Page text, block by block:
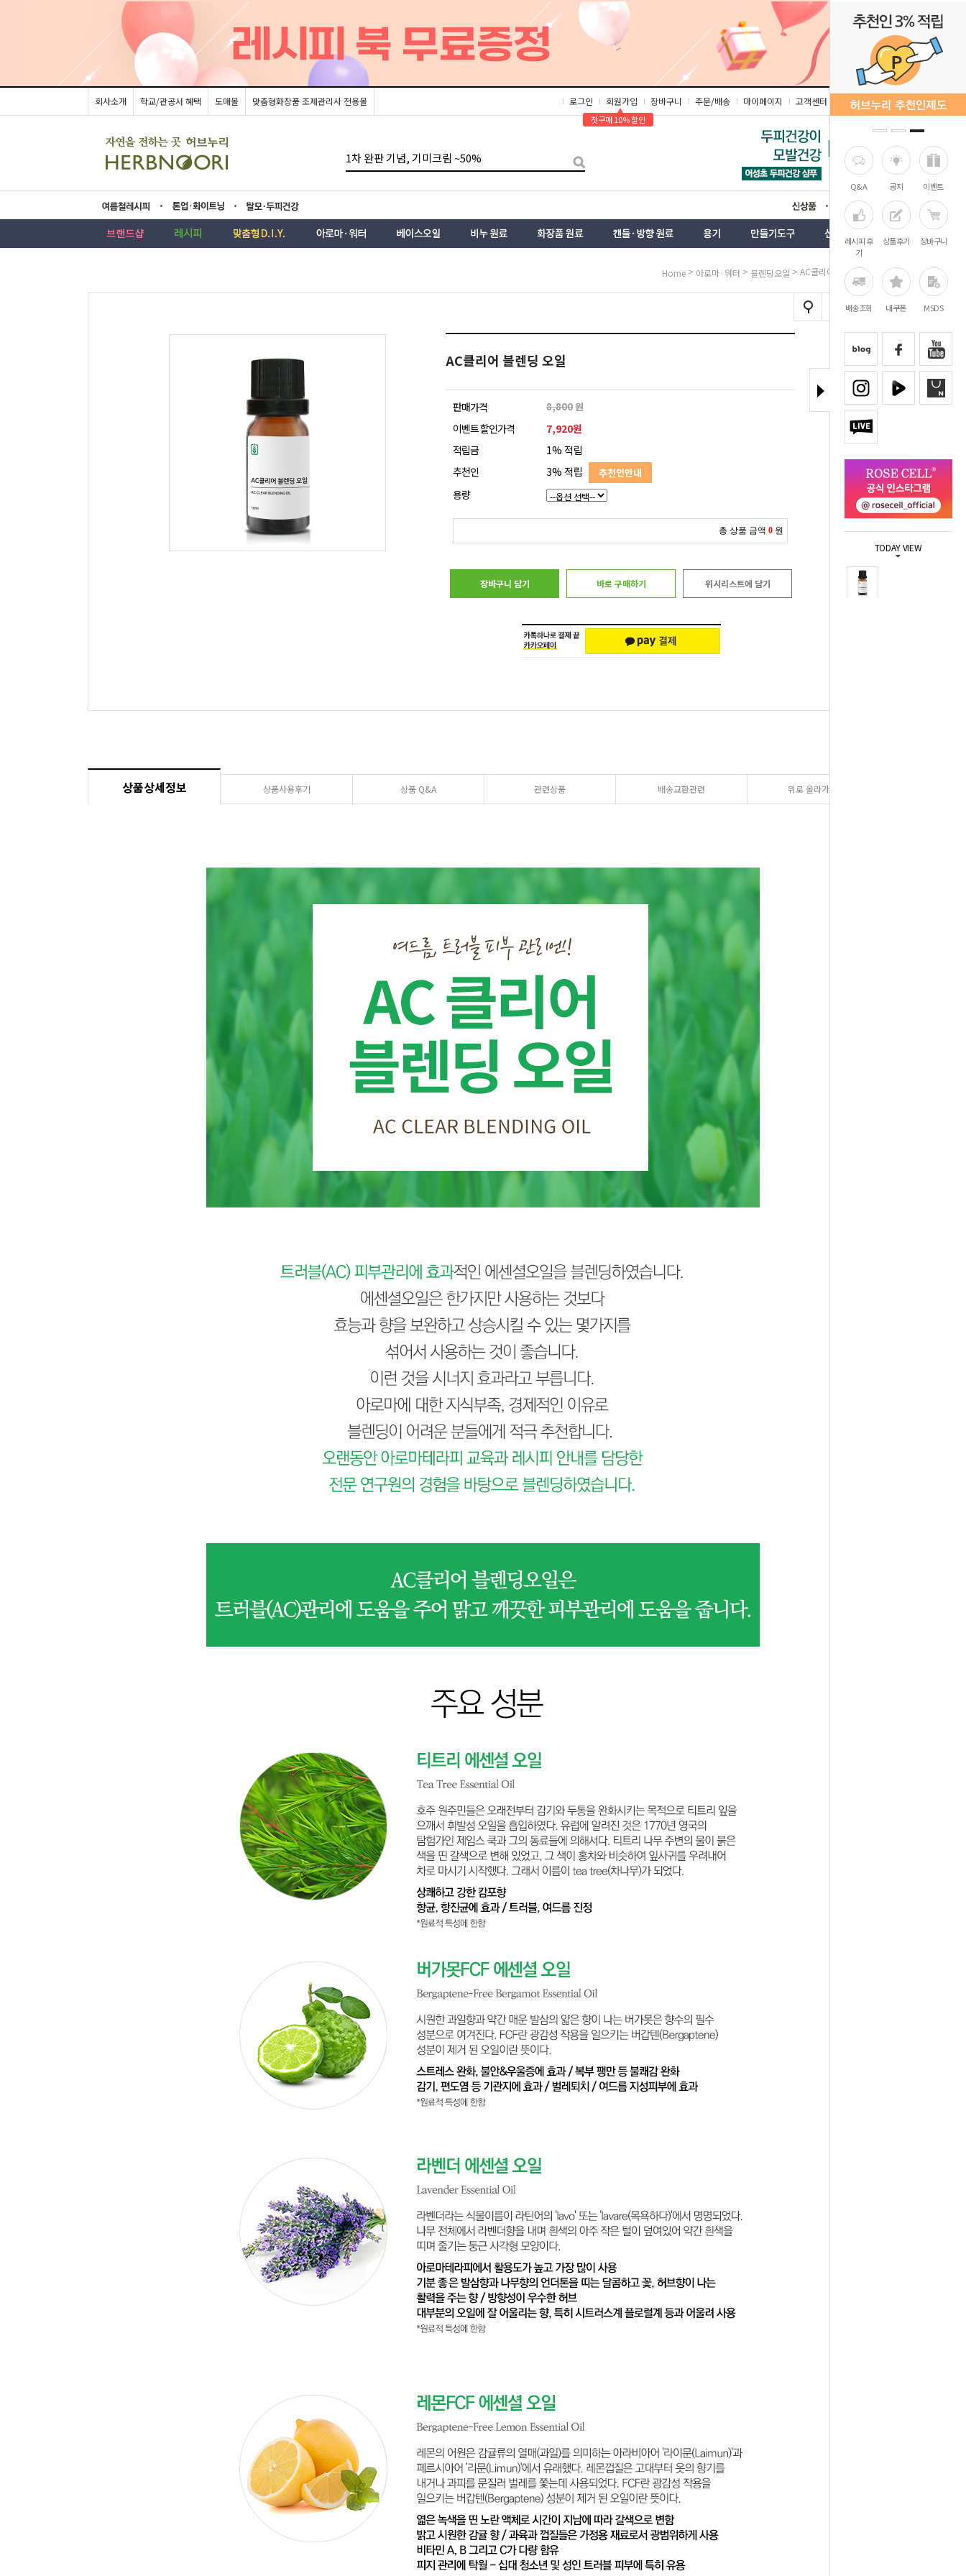
Q&A 공지 이벤트
레시피 후
기
상품후기 장바구니
배송조회 내쿠폰 MSDS
TODAY VIEW
회사소개 학교/관공서 혜택 도매몰 맞춤형화장품 조제관리사 전용몰 로그인 회원가입
▲
첫구매 10% 할인
장바구니 주문/배송 마이페이지 고객센터 즐겨찾기
름레시피 업·화이트닝 모두피건강 상품 벤트
Home > 아로마·워터 > 블렌딩오일 > AC클리어 블렌딩 오일
AC클리어 블렌딩 오일
판매가격 8,800원
이벤트 할인가격
7,920원
적립금
1% 적립
추천인
3% 적립 추천인안내
용량
총 상품 금액 0 원
장바구니 담기 바로 구매하기 위시리스트에 담기
상품상세정보 상품사용후기 상품 Q&A 관련상품 배송교환관련 위로 올라가기